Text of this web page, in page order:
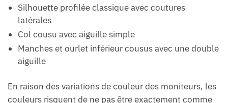
Silhouette profilée classique avec coutures
latérales
Col cousu avec aiguille simple
Manches et ourlet inférieur cousus avec une double
aiguille
En raison des variations de couleur des moniteurs, les
couleurs risquent de ne pas être exactement comme